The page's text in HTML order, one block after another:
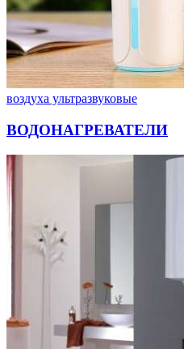
воздуха ультразвуковые
ВОДОНАГРЕВАТЕЛИ